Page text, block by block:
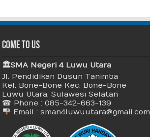
Come To Us
🏛 SMA Negeri 4 Luwu Utara
Jl. Pendidikan Dusun Tanimba
Kel. Bone-Bone Kec. Bone-Bone
Luwu Utara, Sulawesi Selatan
☎ Phone : 085-342-663-139
Email : sman4luwuutara@gmail.com